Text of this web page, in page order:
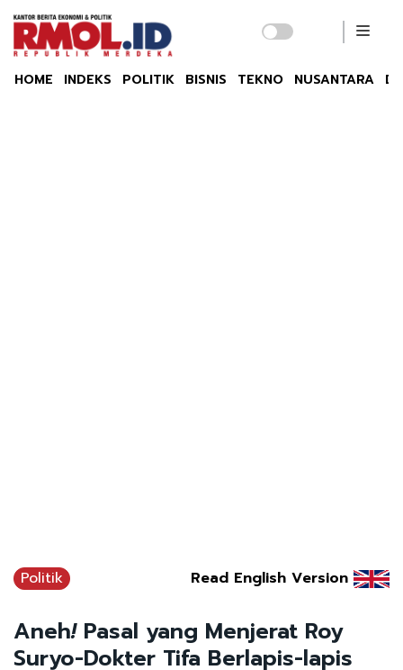
HOME INDEKS POLITIK BISNIS TEKNO NUSANTARA
Politik Read English Version
Aneh!Pasal yang Menjerat Roy
Suryo-Dokter Tifa Berlapis-lapis